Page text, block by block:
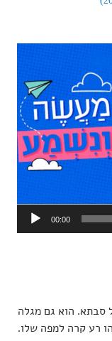
00:00
סבתא. הוא גם מגלה
רע קרה למפה שלו.